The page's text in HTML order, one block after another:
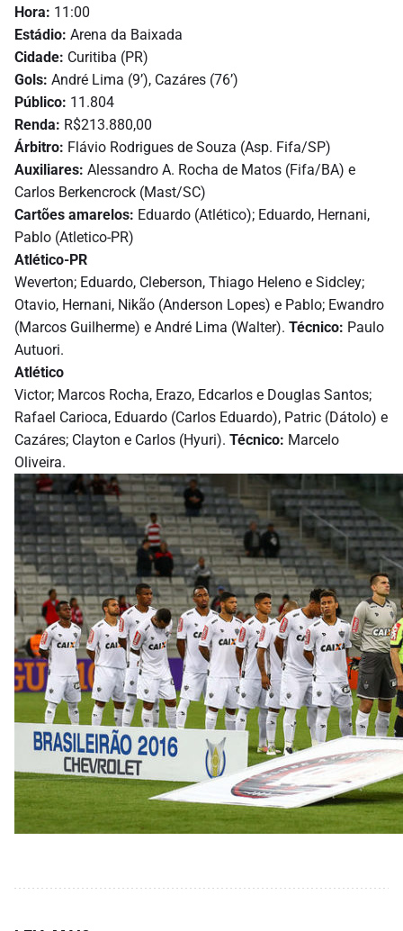
Hora: 11:00
Estádio: Arena da Baixada
Cidade: Curitiba (PR)
Gols: André Lima (9’), Cazáres (76’)
Público: 11.804
Renda: R$213.880,00
Árbitro: Flávio Rodrigues de Souza (Asp. Fifa/SP)
Auxiliares: Alessandro A. Rocha de Matos (Fifa/BA) e
Carlos Berkencrock (Mast/SC)
Cartões amarelos: Eduardo (Atlético); Eduardo, Hernani,
Pablo (Atletico-PR)
Atlético-PR
Weverton; Eduardo, Cleberson, Thiago Heleno e Sidcley;
Otavio, Hernani, Nikão (Anderson Lopes) e Pablo; Ewandro
(Marcos Guilherme) e André Lima (Walter). Técnico: Paulo
Autuori.
Atlético
Victor; Marcos Rocha, Erazo, Edcarlos e Douglas Santos;
Rafael Carioca, Eduardo (Carlos Eduardo), Patric (Dátolo) e
Cazáres; Clayton e Carlos (Hyuri). Técnico: Marcelo
Oliveira.